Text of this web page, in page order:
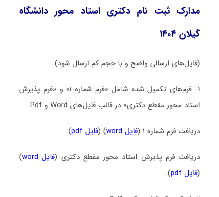
مدارک ثبت نام دکتری استاد محور دانشگاه
گیلان ۱۴۰۴
(فایل‌های ارسالی واضح و با حجم کم ارسال شود)
۱- فرم‌های تکمیل شده شامل «فرم شماره ۱» و «فرم پذیرش
استاد محور مقطع دکتری» در قالب فایل‌های Word و Pdf.
دریافت فرم شماره ۱ ( فایل word ) (فایل pdf ).
دریافت فرم پذیرش استاد محور مقطع دکتری (فایل word
)
(فایل pdf ).